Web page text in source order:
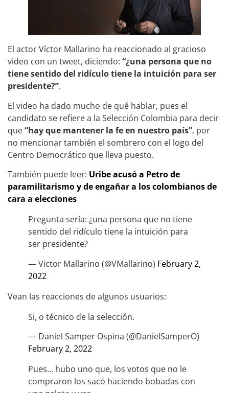
El actor Víctor Mallarino ha reaccionado al gracioso
video con un tweet, diciendo: “¿una persona que no
tiene sentido del ridículo tiene la intuición para ser
presidente?”.
El video ha dado mucho de qué hablar, pues el
candidato se refiere a la Selección Colombia para decir
que“hay que mantener la fe en nuestro país”, por
no mencionar también el sombrero con el logo del
Centro Democrático que lleva puesto.
También puede leer: Uribe acusó a Petro de
paramilitarismo y de engañar a los colombianos de
cara a elecciones
Pregunta sería: ¿una persona que no tiene
sentido del ridículo tiene la intuición para
ser presidente?
— Victor Mallarino (@VMallarino) February 2,
2022
Vean las reacciones de algunos usuarios:
Si, o técnico de la selección.
— Daniel Samper Ospina (@DanielSamperO)
February 2, 2022
Pues… hubo uno que, los votos que no le
compraron los sacó haciendo bobadas con